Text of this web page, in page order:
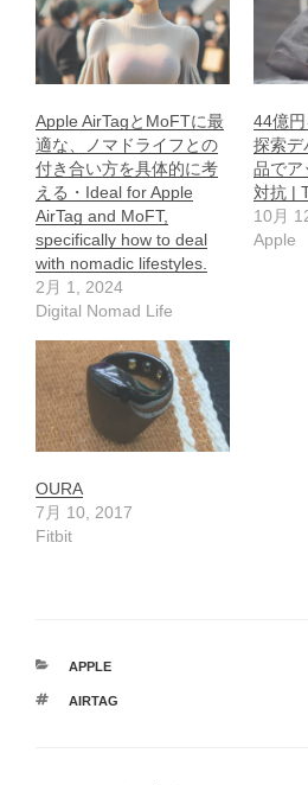
Apple AirTagとMoFTに最
適な、ノマドライフとの
付き合い方を具体的に考
える・Ideal for Apple
AirTag and MoFT,
specifically how to deal
with nomadic lifestyles.
2月 1, 2024
Digital Nomad Life
44億
探索デ
品でア
対抗 |
10月
Apple
OURA
7月 10, 2017
Fitbit
カ
ゴ
APPLE
タ
AIRTAG